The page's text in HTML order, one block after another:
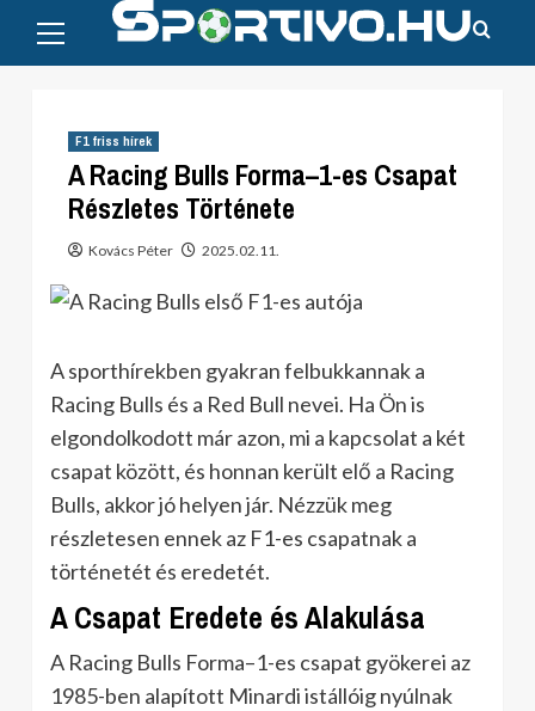
content
Menu
F1 friss hírek
A Racing Bulls Forma–1-es Csapat
Részletes Története
Kovács Péter 2025.02.11.
A sporthírekben gyakran felbukkannak a
Racing Bulls és a Red Bull nevei. Ha Ön is
elgondolkodott már azon, mi a kapcsolat a két
csapat között, és honnan került elő a Racing
Bulls, akkor jó helyen jár. Nézzük meg
részletesen ennek az F1-es csapatnak a
történetét és eredetét.
A Csapat Eredete és Alakulása
A Racing Bulls Forma–1-es csapat gyökerei az
1985-ben alapított Minardi istállóig nyúlnak